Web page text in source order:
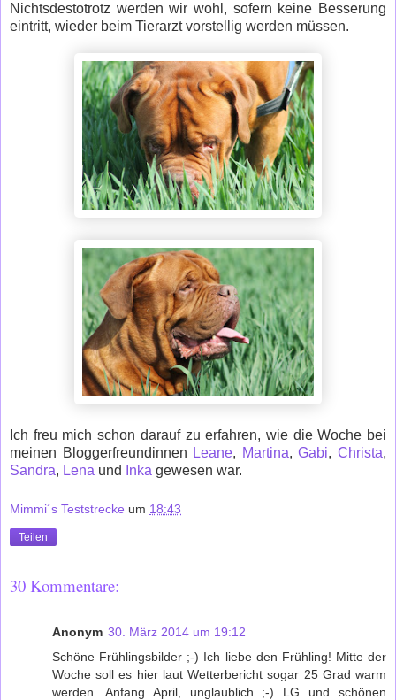
Nichtsdestotrotz werden wir wohl, sofern keine Besserung
eintritt, wieder beim Tierarzt vorstellig werden müssen.
Ich freu mich schon darauf zu erfahren, wie die Woche bei
meinen Bloggerfreundinnen Leane, Martina,Gabi,Christa,
Sandra, Lena und Inka gewesen war.
Mimmi´s Teststrecke um 18:43
Teilen
30 Kommentare:
Anonym 30. März 2014 um 19:12
Schöne Frühlingsbilder ;-) Ich liebe den Frühling! Mitte der
Woche soll es hier laut Wetterbericht sogar 25 Grad warm
werden. Anfang April, unglaublich ;-) LG und schönen